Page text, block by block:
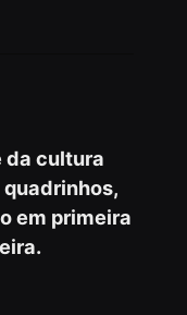
da cultura
em primeira